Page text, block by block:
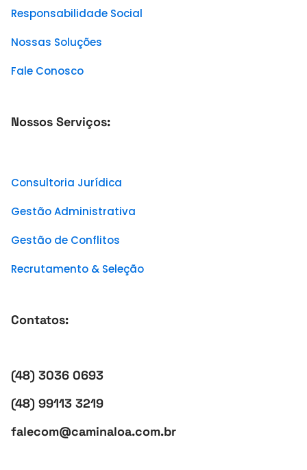
Responsabilidade Social
Nossas Soluções
Fale Conosco
Nossos Serviços:
Consultoria Jurídica
Gestão Administrativa
Gestão de Conflitos
Recrutamento & Seleção
Contatos:
(48) 3036 0693
(48) 99113 3219
falecom@caminaloa.com.br